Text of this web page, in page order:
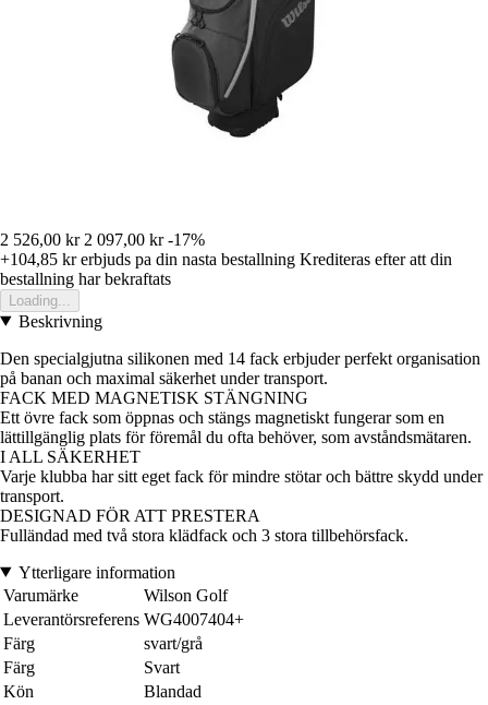
2 526,00 kr 2 097,00 kr -17%
+104,85 krerbjuds pa din nasta bestallning Krediteras efter att din
bestallning har bekraftats
Loading...
Beskrivning
Den specialgjutna silikonen med 14 fack erbjuder perfekt organisation
på banan och maximal säkerhet under transport.
FACK MED MAGNETISK STÄNGNING
Ett övre fack som öppnas och stängs magnetiskt fungerar som en
lättillgänglig plats för föremål du ofta behöver, som avståndsmätaren.
I ALL SÄKERHET
Varje klubba har sitt eget fack för mindre stötar och bättre skydd under
transport.
DESIGNAD FÖR ATT PRESTERA
Fulländad med två stora klädfack och 3 stora tillbehörsfack.
Ytterligare information
Varumärke
Wilson Golf
Leverantörsreferens WG4007404+
Färg
svart/grå
Färg
Svart
Kön
Blandad